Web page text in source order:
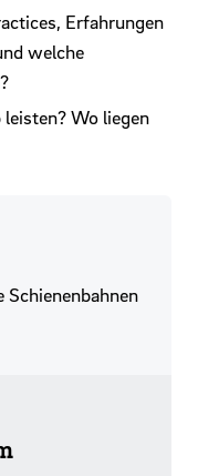
Erfahrungen
welche
Wo liegen
Schienenbahnen